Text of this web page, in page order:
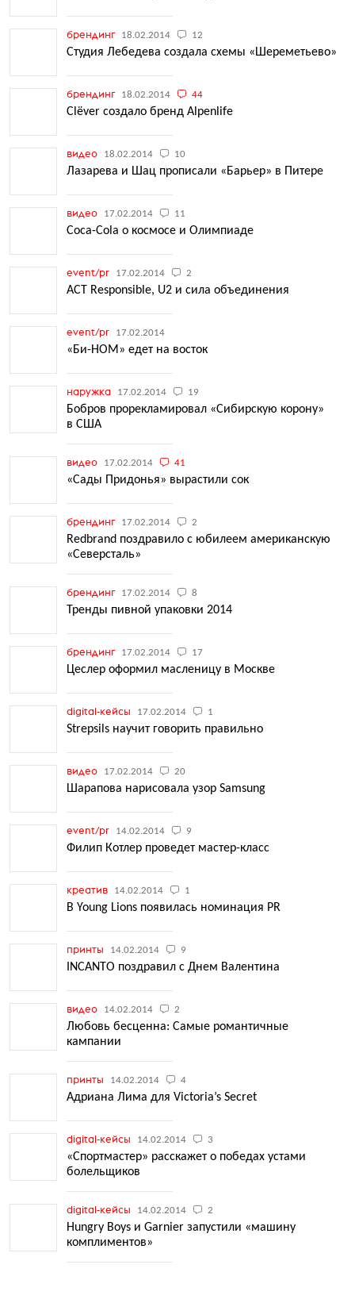
брендинг 18.02.2014 12
Студия Лебедева создала схемы «Шереметьево»
брендинг 18.02.2014 44
Clёver создало бренд Alpenlife
видео 18.02.2014 10
Лазарева и Шац прописали «Барьер» в Питере
видео 17.02.2014 11
Coca-Cola о космосе и Олимпиаде
event/pr 17.02.2014 2
ACT Responsible, U2 и сила объединения
event/pr 17.02.2014
«Би-НОМ» едет на восток
наружка 17.02.2014 19
Бобров прорекламировал «Сибирскую корону»
в США
видео 17.02.2014 41
«Сады Придонья» вырастили сок
брендинг 17.02.2014 2
Redbrand поздравило с юбилеем американскую
«Северсталь»
брендинг 17.02.2014 8
Тренды пивной упаковки 2014
брендинг 17.02.2014 17
Цеслер оформил масленицу в Москве
digital-кейсы 17.02.2014 1
Strepsils научит говорить правильно
видео 17.02.2014 20
Шарапова нарисовала узор Samsung
event/pr 14.02.2014 9
Филип Котлер проведет мастер-класс
креатив 14.02.2014 1
В Young Lions появилась номинация PR
принты 14.02.2014 9
INCANTO поздравил с Днем Валентина
видео 14.02.2014 2
Любовь бесценна: Самые романтичные
кампании
принты 14.02.2014 4
Адриана Лима для Victoria’s Secret
digital-кейсы 14.02.2014 3
«Спортмастер» расскажет о победах устами
болельщиков
digital-кейсы 14.02.2014 2
Hungry Boys и Garnier запустили «машину
комплиментов»